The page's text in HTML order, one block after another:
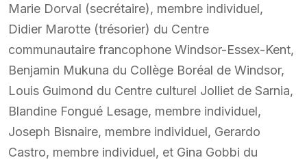
Marie Dorval (secrétaire), membre individuel,
Didier Marotte (trésorier) du Centre
communautaire francophone Windsor-Essex-Kent,
Benjamin Mukuna du Collège Boréal de Windsor,
Louis Guimond du Centre culturel Jolliet de Sarnia,
Blandine Fongué Lesage, membre individuel,
Joseph Bisnaire, membre individuel, Gerardo
Castro, membre individuel, et Gina Gobbi du